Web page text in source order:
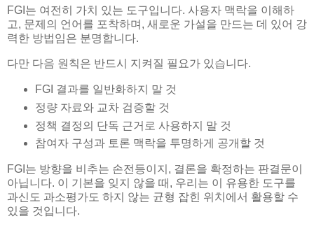
FGI는 여전히 가치 있는 도구입니다. 사용자 맥락을 이해하
고, 문제의 언어를 포착하며, 새로운 가설을 만드는 데 있어 강
력한 방법임은 분명합니다.
다만 다음 원칙은 반드시 지켜질 필요가 있습니다.
FGI 결과를 일반화하지 말 것
정량 자료와 교차 검증할 것
정책 결정의 단독 근거로 사용하지 말 것
참여자 구성과 토론 맥락을 투명하게 공개할 것
FGI는 방향을 비추는 손전등이지, 결론을 확정하는 판결문이
아닙니다. 이 기본을 잊지 않을 때, 우리는 이 유용한 도구를
과신도 과소평가도 하지 않는 균형 잡힌 위치에서 활용할 수
있을 것입니다.